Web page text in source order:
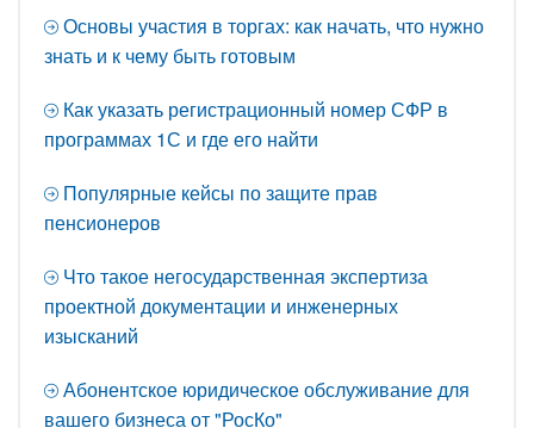
Основы участия в торгах: как начать, что нужно
знать и к чему быть готовым
Как указать регистрационный номер СФР в
программах 1С и где его найти
Популярные кейсы по защите прав
пенсионеров
Что такое негосударственная экспертиза
проектной документации и инженерных
изысканий
Абонентское юридическое обслуживание для
вашего бизнеса от "РосКо"